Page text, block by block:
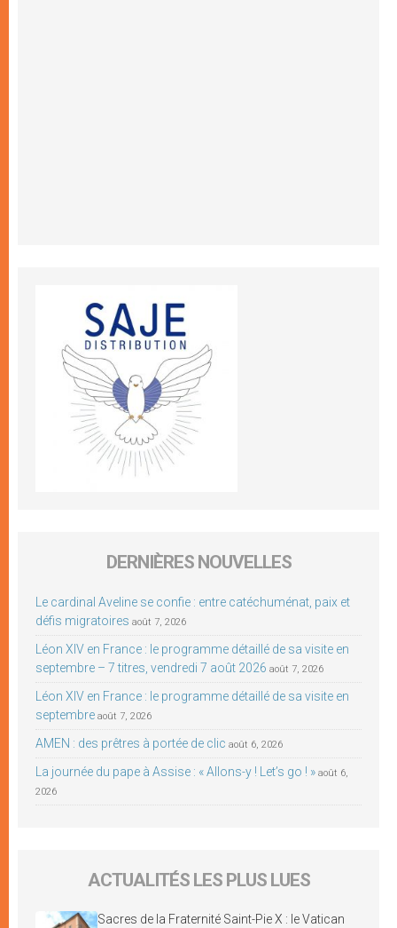
DERNIÈRES NOUVELLES
Le cardinal Aveline se confie : entre catéchuménat, paix et
défis migratoires août 7, 2026
Léon XIV en France : le programme détaillé de sa visite en
septembre – 7 titres, vendredi 7 août 2026 août 7, 2026
Léon XIV en France : le programme détaillé de sa visite en
septembre août 7, 2026
AMEN : des prêtres à portée de clic août 6, 2026
La journée du pape à Assise : « Allons-y ! Let’s go ! » août 6,
2026
ACTUALITÉS LES PLUS LUES
Sacres de la Fraternité Saint-Pie X : le Vatican